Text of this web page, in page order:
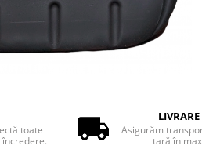
Facebook
toate
Asigurăm
tară în